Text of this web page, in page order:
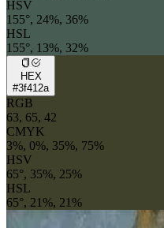
HSV
155°, 24%, 36%
HSL
155°, 13%, 32%
HEX
#3f412a
RGB
63, 65, 42
CMYK
3%, 0%, 35%, 75%
HSV
65°, 35%, 25%
HSL
65°, 21%, 21%